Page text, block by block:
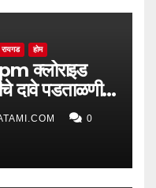
रायगड होम
क्लोराइड
दावे पडताळणीत
0